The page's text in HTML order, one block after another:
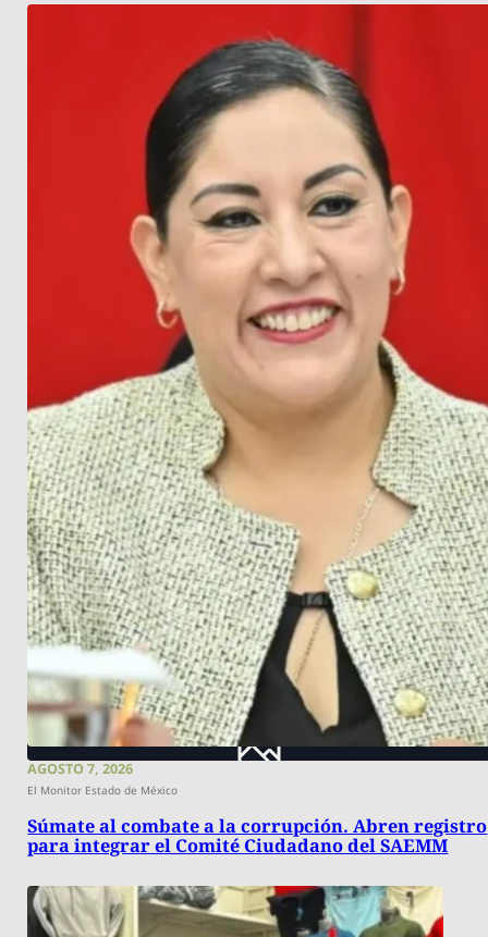
AGOSTO 7, 2026
El Monitor Estado de México
Súmate al combate a la corrupción. Abren registro
para integrar el Comité Ciudadano del SAEMM